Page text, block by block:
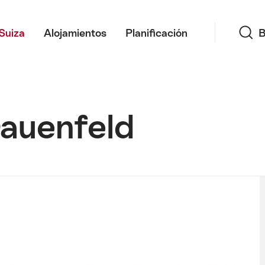
Alojamientos Planificación